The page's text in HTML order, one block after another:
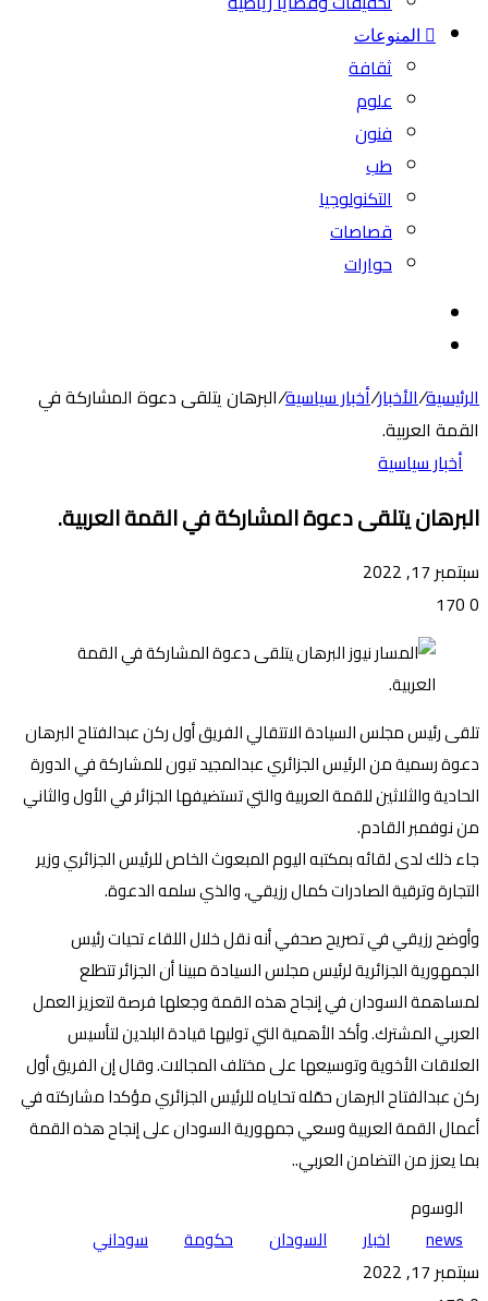
المنوعات
ثقافة
علوم
فنون
طب
التكنولوجيا
قصاصات
حوارات
الرئيسية/الأخبار/أخبار سياسية/البرهان يتلقى دعوة المشاركة في
القمة العربية.
أخبار سياسية
البرهان يتلقى دعوة المشاركة في القمة العربية.
سبتمبر 17, 2022
0
تلقى رئيس مجلس السيادة الاتتقالي الفريق أول ركن عبدالفتاح البرهان
دعوة رسمية من الرئيس الجزائري عبدالمجيد تبون للمشاركة في الدورة
الحادية والثلاثين للقمة العربية والتي تستضيفها الجزائر في الأول والثاني
من نوفمبر القادم.
جاء ذلك لدى لقائه بمكتبه اليوم المبعوث الخاص للرئيس الجزائري وزير
التجارة وترقية الصادرات كمال رزيقي، والذي سلمه الدعوة.
وأوضح رزيقي في تصريح صحفي أنه نقل خلال اللقاء تحيات رئيس
الجمهورية الجزائرية لرئيس مجلس السيادة مبينا أن الجزائر تتطلع
لمساهمة السودان في إنجاح هذه القمة وجعلها فرصة لتعزيز العمل
العربي المشترك. وأكد الأهمية التي توليها قيادة البلدين لتأسيس
العلاقات الأخوية وتوسيعها على مختلف المجالات. وقال إن الفريق أول
ركن عبدالفتاح البرهان حمّله تحاياه للرئيس الجزائري مؤكدا مشاركته في
أعمال القمة العربية وسعي جمهورية السودان على إنجاح هذه القمة
بما يعزز من التضامن العربي..
الوسوم
news
اخبار السودان حكومة سوداني
سبتمبر 17, 2022